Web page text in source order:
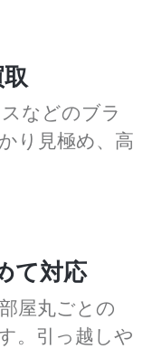
などのブラ
り見極め、高
て対応
屋丸ごとの
。引っ越しや